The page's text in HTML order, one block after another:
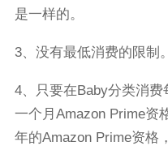
是一样的。
3、没有最低消费的限制。
4、只要在Baby分类消
一个月Amazon Prime资
年的Amazon Prime资格